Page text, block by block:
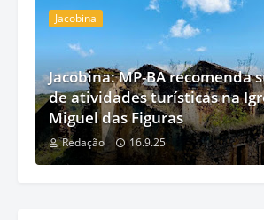
Jacobina
Jacobina: MP-BA recomenda
de atividades turísticas na
Miguel das Figuras
Redação 16.9.25